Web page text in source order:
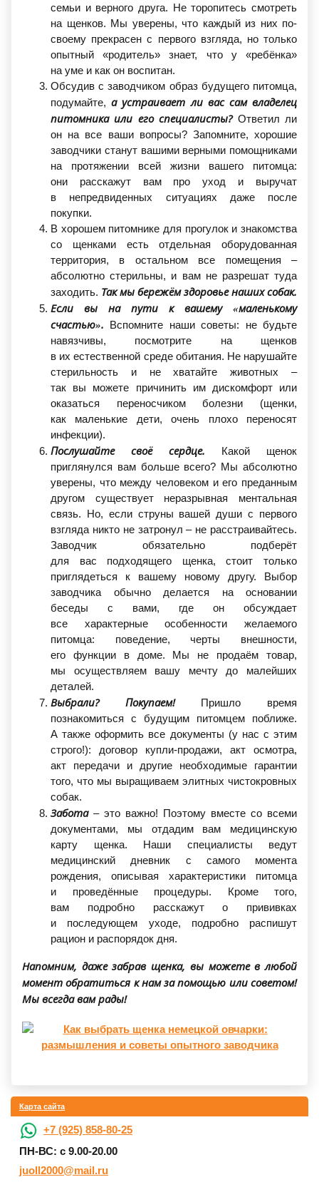
семьи и верного друга. Не торопитесь смотреть
на щенков. Мы уверены, что каждый из них по-
своему прекрасен с первого взгляда, но только
опытный
«родитель» знает, что у «ребёнка»
на уме и как он воспитан.
Обсудив с заводчиком образ будущего питомца,
подумайте,а устраивает ли вас сам владелец
питомника или его специалисты?Ответил ли
он на все ваши вопросы? Запомните, хорошие
заводчики станут вашими верными помощниками
на протяжении всей жизни вашего питомца:
они расскажут вам про уход и выручат
в непредвиденных ситуациях даже после
покупки.
В хорошем питомнике для прогулок и знакомства
со щенками есть отдельная оборудованная
территория, в остальном все помещения –
абсолютно стерильны, и вам не разрешат туда
заходить. Так мы бережём здоровье наших собак.
Если вы на пути к вашему
«маленькому
счастью». Вспомните наши советы: не будьте
навязчивы, посмотрите на щенков
в их естественной среде обитания. Не нарушайте
стерильность и не хватайте животных –
так вы можете причинить им дискомфорт или
оказаться переносчиком болезни
(щенки,
как маленькие дети, очень плохо переносят
инфекции).
Послушайте своё сердце. Какой щенок
приглянулся вам больше всего? Мы абсолютно
уверены, что между человеком и его преданным
другом существует неразрывная ментальная
связь. Но, если струны вашей души с первого
взгляда никто не затронул – не расстраивайтесь.
Заводчик обязательно подберёт
для вас подходящего щенка, стоит только
приглядеться к вашему новому другу. Выбор
заводчика обычно делается на основании
беседы с вами, где он обсуждает
все характерные особенности желаемого
питомца: поведение, черты внешности,
его функции в доме. Мы не продаём товар,
мы осуществляем вашу мечту до малейших
деталей.
Выбрали? Покупаем!Пришло время
познакомиться с будущим питомцем поближе.
А также оформить все документы (унас с этим
строго!): договор купли-продажи, акт осмотра,
акт передачи и другие необходимые гарантии
того, что мы выращиваем элитных чистокровных
собак.
Забота– это важно! Поэтому вместе со всеми
документами, мы отдадим вам медицинскую
карту щенка. Наши специалисты ведут
медицинский дневник с самого момента
рождения, описывая характеристики питомца
и проведённые процедуры. Кроме того,
вам подробно расскажут о прививках
и последующем уходе, подробно распишут
рацион и распорядок дня.
Напомним, даже забрав щенка, вы можете в любой
момент обратиться к нам за помощью или советом!
Мы всегда вам рады!
Карта сайта
+7 (925) 858-80-25
ПН-ВС: с 9.00-20.00
juoll2000@mail.ru